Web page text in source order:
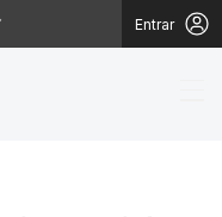
Entrar